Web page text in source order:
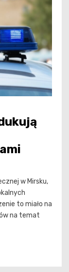
w Mirsku,
to miało na
na temat